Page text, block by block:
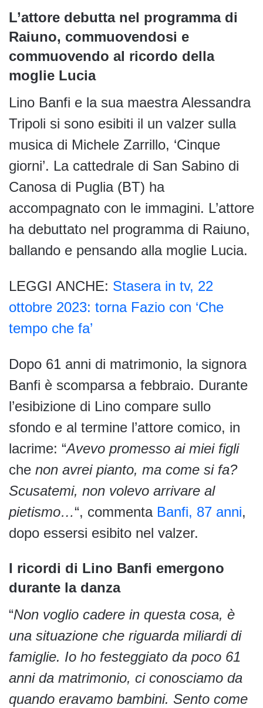
L’attore debutta nel programma di
Raiuno, commuovendosi e
commuovendo al ricordo della
moglie Lucia
Lino Banfi e la sua maestra Alessandra
Tripoli si sono esibiti il un valzer sulla
musica di Michele Zarrillo, ‘Cinque
giorni’. La cattedrale di San Sabino di
Canosa di Puglia (BT) ha
accompagnato con le immagini. L’attore
ha debuttato nel programma di Raiuno,
ballando e pensando alla moglie Lucia.
LEGGI ANCHE: Stasera in tv, 22
ottobre 2023: torna Fazio con ‘Che
tempo che fa’
Dopo 61 anni di matrimonio, la signora
Banfi è scomparsa a febbraio. Durante
l’esibizione di Lino compare sullo
sfondo e al termine l’attore comico, in
lacrime: “Avevo promesso ai miei figli
che non avrei pianto, ma come si fa?
Scusatemi, non volevo arrivare al
pietismo…“, commenta Banfi, 87 anni,
dopo essersi esibito nel valzer.
I ricordi di Lino Banfi emergono
durante la danza
“Non voglio cadere in questa cosa, è
una situazione che riguarda miliardi di
famiglie. Io ho festeggiato da poco 61
anni da matrimonio, ci conosciamo da
quando eravamo bambini. Sento come